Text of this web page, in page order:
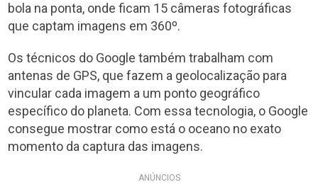
bola na ponta, onde ficam 15 câmeras fotográficas
que captam imagens em 360º.
Os técnicos do Google também trabalham com
antenas de GPS, que fazem a geolocalização para
vincular cada imagem a um ponto geográfico
específico do planeta. Com essa tecnologia, o Google
consegue mostrar como está o oceano no exato
momento da captura das imagens.
ANÚNCIOS